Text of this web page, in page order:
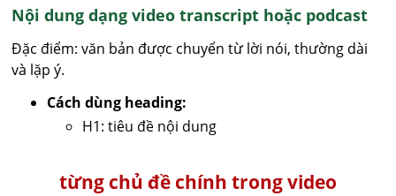
Nội dung dạng video transcript hoặc podcast
Đặc điểm: văn bản được chuyển từ lời nói, thường dài
và lặp ý.
Cách dùng heading:
H1: tiêu đề nội dung
từng chủ đề chính trong video